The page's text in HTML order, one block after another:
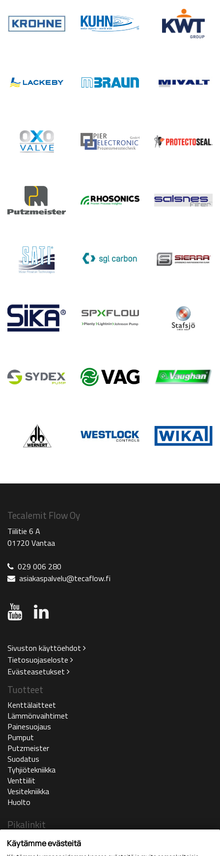
Tecalemit Flow Oy
Tiilitie 6 A
01720 Vantaa
029 006 280
asiakaspalvelu@tecaflow.fi
Sivuston käyttöehdot
Tietosuojaseloste
Evästeasetukset
Tuotteet
Kenttälaitteet
Lämmönvaihtimet
Painesuojaus
Pumput
Putzmeister
Suodatus
Tyhjiötekniikka
Venttiilit
Vesitekniikka
Huolto
Pikalinkit
Ajankohtaista
Yritys
Käytämme evästeitä